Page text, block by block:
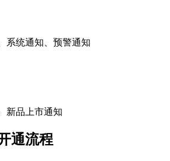
系统通知、预警通知
新品上市通知
通流程